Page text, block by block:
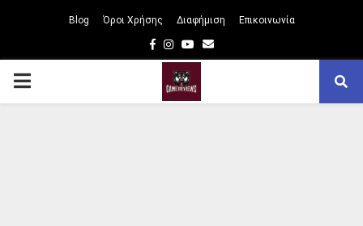
Blog Όροι Χρήσης Διαφήμιση Επικοινωνία
Facebook
Instagram
Youtube
Email
PRIMARY